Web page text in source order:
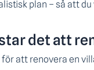
plan – så att
det att
för att renovera en